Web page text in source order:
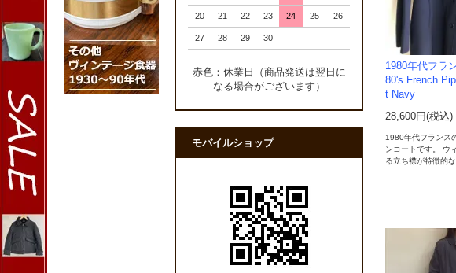
1980年代フラ
80's French
t Navy
28,600円(税込)
1980年代フランス
ンコートです。 ウ
る立ち襟が特徴的な
20 21 22 23 24 25 26
27 28 29 30
赤色：休業日（商品発送は翌日に
なる場合がございます）
モバイルショップ